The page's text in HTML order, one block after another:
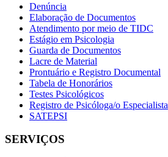
Denúncia
Elaboração de Documentos
Atendimento por meio de TIDC
Estágio em Psicologia
Guarda de Documentos
Lacre de Material
Prontuário e Registro Documental
Tabela de Honorários
Testes Psicológicos
Registro de Psicóloga/o Especialista
SATEPSI
SERVIÇOS